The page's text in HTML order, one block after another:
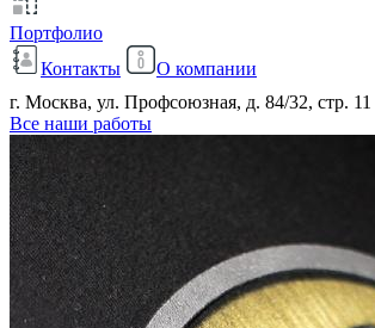
Портфолио
Контакты
О компании
г. Москва, ул. Профсоюзная, д. 84/32, стр. 11
Все наши работы